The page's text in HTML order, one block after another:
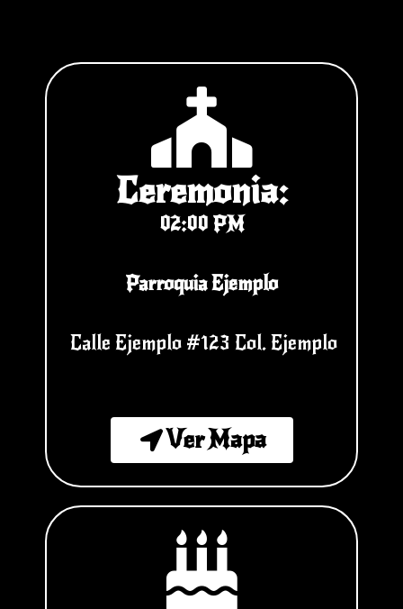
Ceremonia:
02:00 PM
Parroquia Ejemplo
Calle Ejemplo #123 Col. Ejemplo
Ver Mapa